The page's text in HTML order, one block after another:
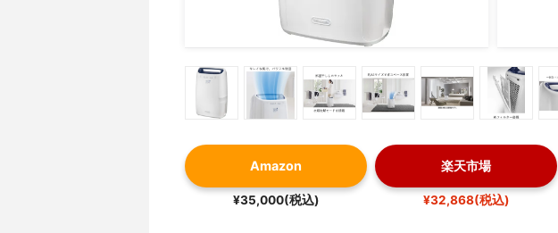
Amazon
¥35,000(税込)
楽天市場
¥32,868(税込)